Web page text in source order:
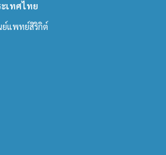
เทศไทย
ย์แพทย์สิริกิต์